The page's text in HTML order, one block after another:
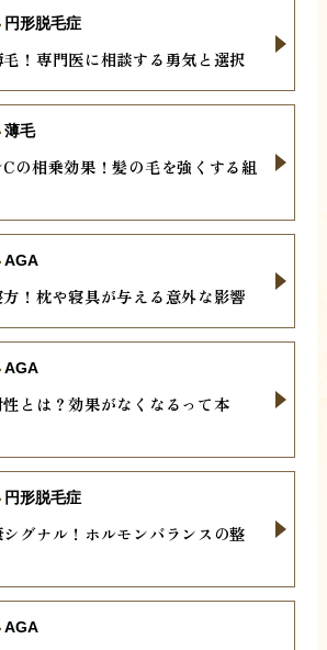
！専門医に相談する勇気と選択
円形脱毛症
の相乗効果！髪の毛を強くする組
薄毛
！枕や寝具が与える意外な影響
AGA
とは？効果がなくなるって本
AGA
グナル！ホルモンバランスの整
円形脱毛症
AGA